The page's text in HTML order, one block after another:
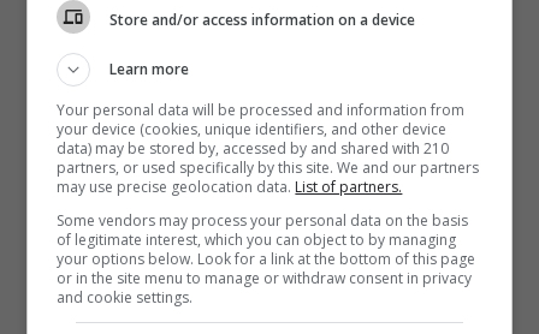
Store and/or access information on a device
Learn more
Your personal data will be processed and information from
your device (cookies, unique identifiers, and other device
data) may be stored by, accessed by and shared with 210
partners, or used specifically by this site. We and our partners
may use precise geolocation data. List of partners.
Some vendors may process your personal data on the basis
of legitimate interest, which you can object to by managing
your options below. Look for a link at the bottom of this page
or in the site menu to manage or withdraw consent in privacy
and cookie settings.